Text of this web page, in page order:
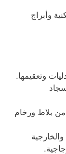
وأبراج
وتعقيمها.
من بلاط ورخام